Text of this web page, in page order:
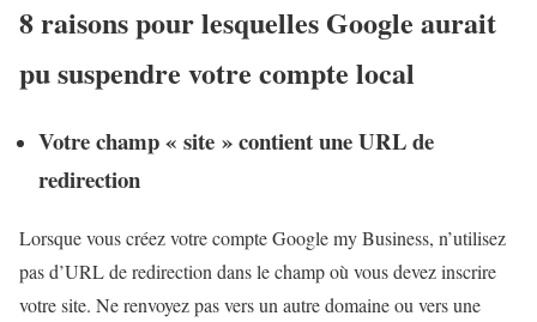
8 raisons pour lesquelles Google aurait
pu suspendre votre compte local
Votre champ « site » contient une URL de
redirection
Lorsque vous créez votre compte Google my Business, n’utilisez
pas d’URL de redirection dans le champ où vous devez inscrire
votre site. Ne renvoyez pas vers un autre domaine ou vers une